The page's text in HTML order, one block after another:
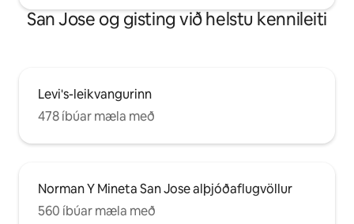
San Jose og gisting við helstu kennileiti
Levi's-leikvangurinn
478 íbúar mæla með
Norman Y Mineta San Jose alþjóðaflugvöllur
560 íbúar mæla með